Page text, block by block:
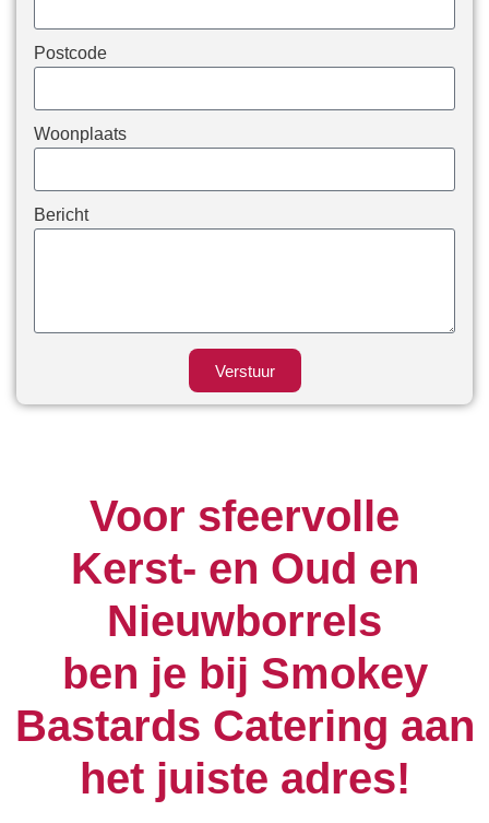
Postcode
Woonplaats
Bericht
Verstuur
Voor sfeervolle
Kerst- en Oud en
Nieuwborrels
ben je bij Smokey
Bastards Catering aan
het juiste adres!